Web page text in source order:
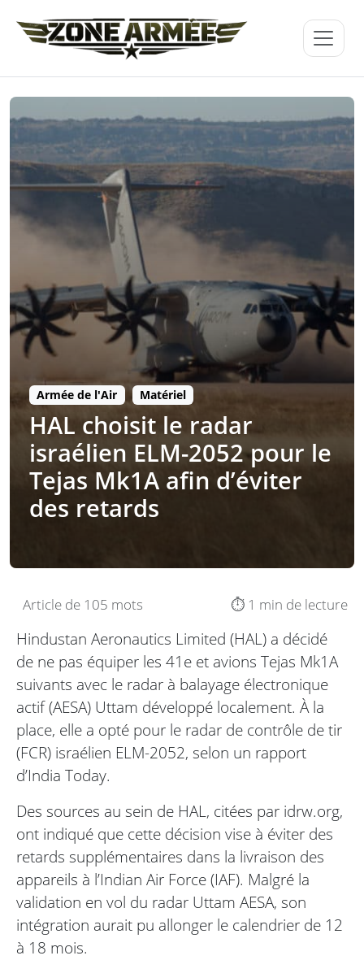
Armée de l'Air Matériel
HAL choisit le radar
israélien ELM-2052 pour le
Tejas Mk1A afin d’éviter
des retards
Article de 105 mots ⏱️ 1 min de lecture
Hindustan Aeronautics Limited (HAL) a décidé
de ne pas équiper les 41e et avions Tejas Mk1A
suivants avec le radar à balayage électronique
actif (AESA) Uttam développé localement. À la
place, elle a opté pour le radar de contrôle de tir
(FCR) israélien ELM-2052, selon un rapport
d’India Today.
Des sources au sein de HAL, citées par idrw.org,
ont indiqué que cette décision vise à éviter des
retards supplémentaires dans la livraison des
appareils à l’Indian Air Force (IAF). Malgré la
validation en vol du radar Uttam AESA, son
intégration aurait pu allonger le calendrier de 12
à 18 mois.